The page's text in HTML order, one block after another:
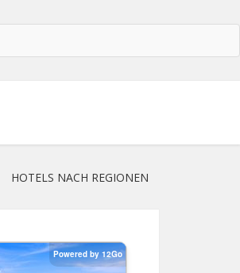
HOTELS NACH REGIONEN